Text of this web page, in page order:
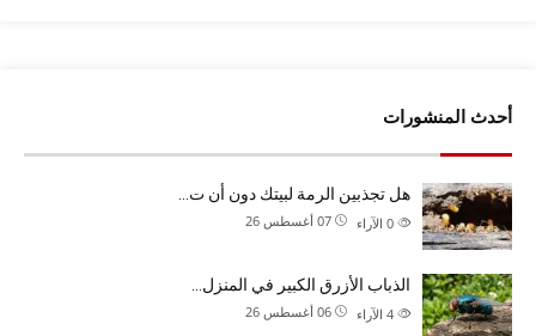
أحدث المنشورات
هل تجذبين الرمة لبيتك دون أن ت…
07 أغسطس 26 الآراء
الذباب الأزرق الكبير في المنزل…
06 أغسطس 26 الآراء